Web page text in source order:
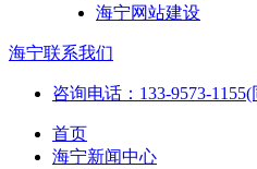
海宁网站建设
海宁联系我们
咨询电话：133-9573-
首页
海宁新闻中心